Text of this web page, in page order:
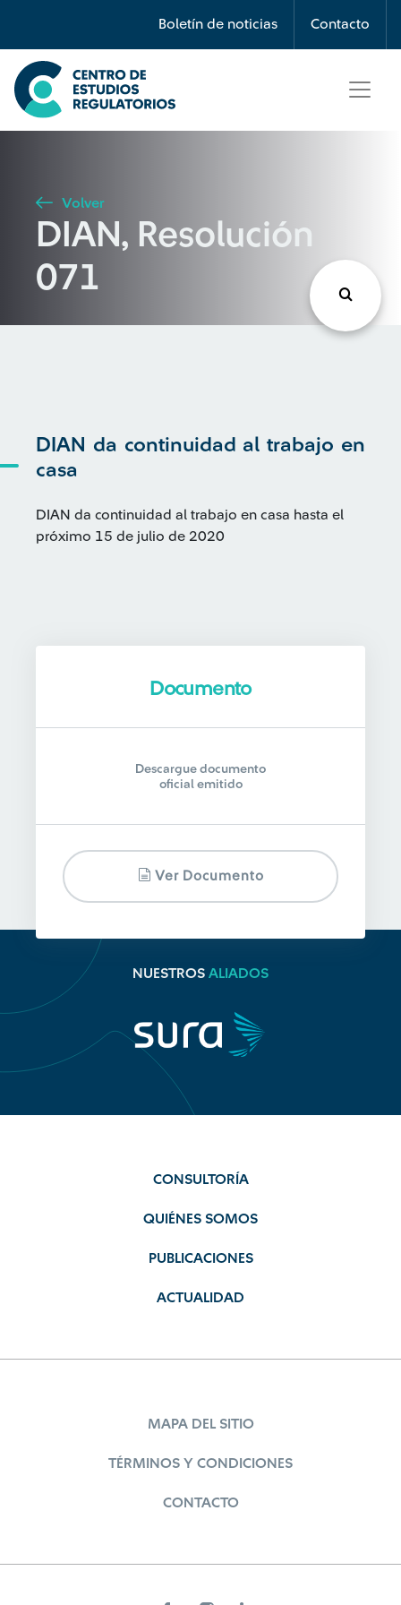
Boletín de noticias Contacto
Búsqueda
Seleccione país
Buscar
Volver
DIAN, Resolución
071
DIAN da continuidad al trabajo en
casa
DIAN da continuidad al trabajo en casa hasta el
próximo 15 de julio de 2020
Documento
Descargue documento
oficial emitido
Ver Documento
NUESTROS ALIADOS
CONSULTORÍA
QUIÉNES SOMOS
PUBLICACIONES
ACTUALIDAD
MAPA DEL SITIO
TÉRMINOS Y CONDICIONES
CONTACTO